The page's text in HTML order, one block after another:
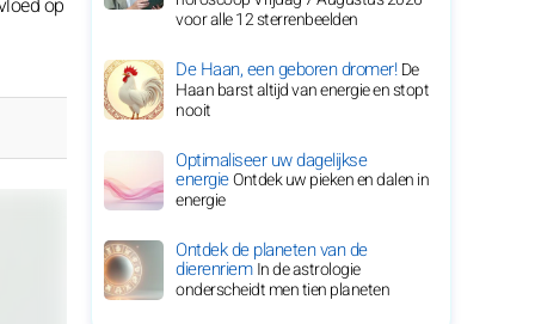
op
voor alle 12 sterrenbeelden
De Haan, een geboren dromer!De
Haan barst altijd van energie en stopt
nooit
Optimaliseer uw dagelijkse
energieOntdek uw pieken en dalen in
energie
Ontdek de planeten van de
dierenriemIn de astrologie
onderscheidt men tien planeten